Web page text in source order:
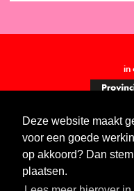
Deze website maakt
voor een goede
op akkoord? Dan
plaatsen.
in